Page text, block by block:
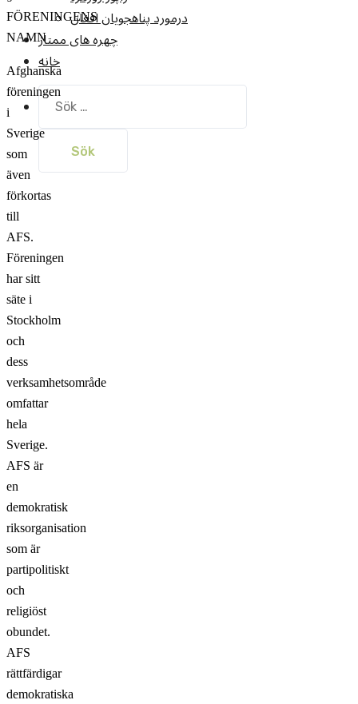
درمورد پناهجويان افغان
چهره های ممتاز
خانه
Sök
efter:
FÖRENINGENS
NAMN
Afghanska
föreningen
i
Sverige
som
även
förkortas
till
AFS.
Föreningen
har sitt
säte i
Stockholm
och
dess
verksamhetsområde
omfattar
hela
Sverige.
AFS är
en
demokratisk
riksorganisation
som är
partipolitiskt
och
religiöst
obundet.
AFS
rättfärdigar
demokratiska